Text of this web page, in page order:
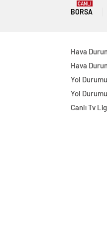
BORSA
CANLI
Hava
Hava
Yol
Yol
Canlı Tv